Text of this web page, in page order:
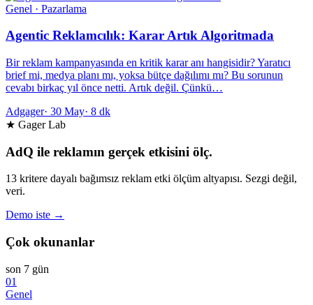
Genel · Pazarlama
Agentic Reklamcılık: Karar Artık Algoritmada
Bir reklam kampanyasında en kritik karar anı hangisidir? Yaratıcı
brief mi, medya planı mı, yoksa bütçe dağılımı mı? Bu sorunun
cevabı birkaç yıl önce netti. Artık değil. Çünkü…
Adgager· 30 May· 8 dk
★ Gager Lab
AdQ ile reklamın gerçek etkisini ölç.
13 kritere dayalı bağımsız reklam etki ölçüm altyapısı. Sezgi değil,
veri.
Demo iste →
Çok okunanlar
son 7 gün
01
Genel